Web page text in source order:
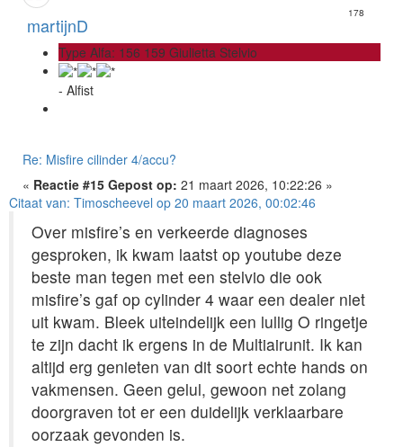
martijnD
178
Type Alfa: 156 159 Giulietta Stelvio
- Alfist
Re: Misfire cilinder 4/accu?
« Reactie #15 Gepost op: 21 maart 2026, 10:22:26 »
Citaat van: Timoscheevel op 20 maart 2026, 00:02:46
Over misfire’s en verkeerde diagnoses
gesproken, ik kwam laatst op youtube deze
beste man tegen met een stelvio die ook
misfire’s gaf op cylinder 4 waar een dealer niet
uit kwam. Bleek uiteindelijk een lullig O ringetje
te zijn dacht ik ergens in de Multiairunit. Ik kan
altijd erg genieten van dit soort echte hands on
vakmensen. Geen gelul, gewoon net zolang
doorgraven tot er een duidelijk verklaarbare
oorzaak gevonden is.